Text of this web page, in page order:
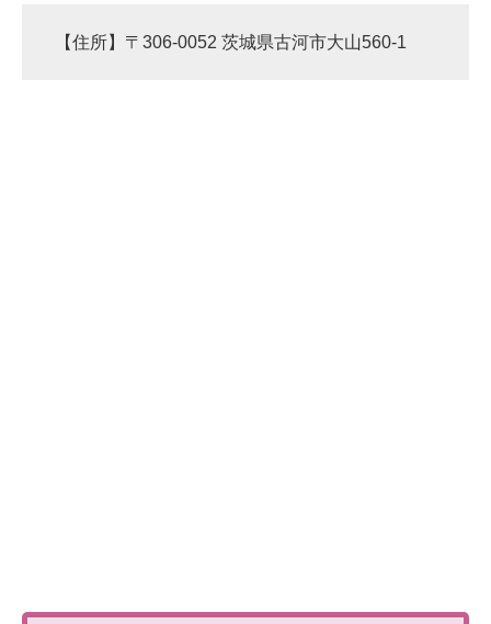
【住所】〒306-0052 茨城県古河市大山560-1